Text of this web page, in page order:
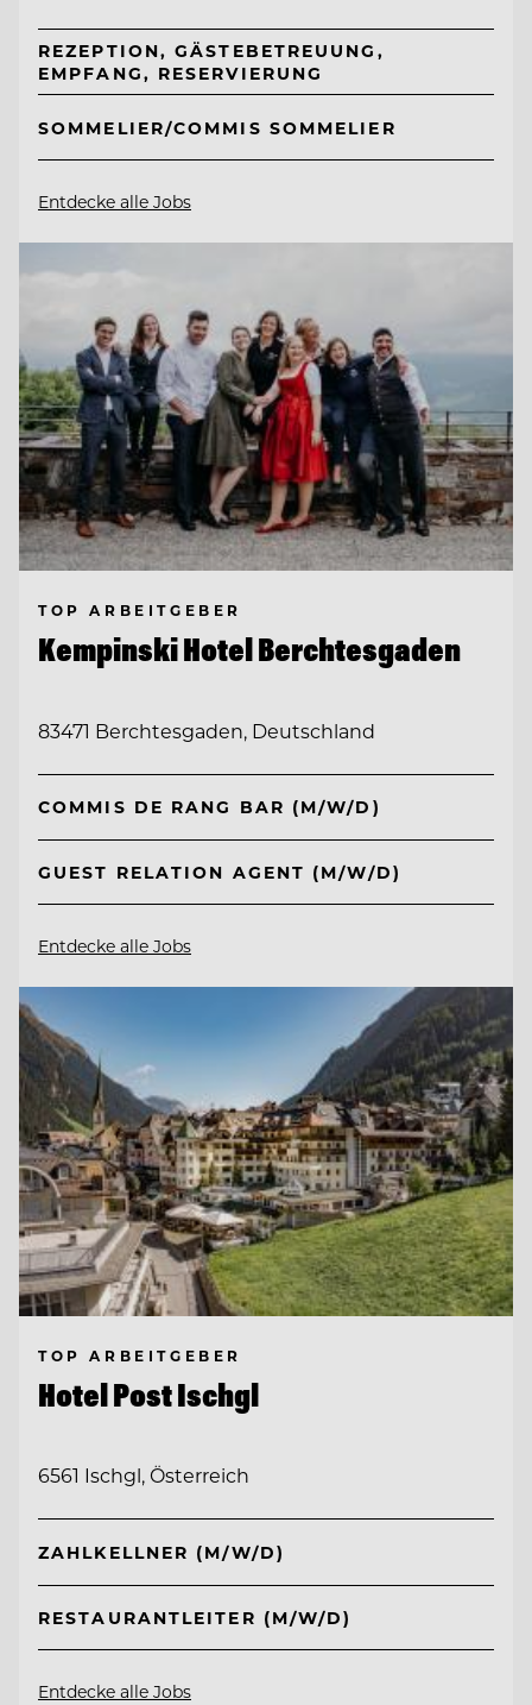
REZEPTION, GÄSTEBETREUUNG,
EMPFANG, RESERVIERUNG
SOMMELIER/COMMIS SOMMELIER
Entdecke alle Jobs
TOP ARBEITGEBER
Kempinski Hotel Berchtesgaden
83471 Berchtesgaden, Deutschland
COMMIS DE RANG BAR (M/W/D)
GUEST RELATION AGENT (M/W/D)
Entdecke alle Jobs
TOP ARBEITGEBER
Hotel Post Ischgl
6561 Ischgl, Österreich
ZAHLKELLNER (M/W/D)
RESTAURANTLEITER (M/W/D)
Entdecke alle Jobs